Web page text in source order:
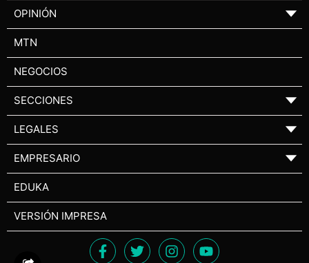
OPINIÓN ▼
MTN
NEGOCIOS
SECCIONES ▼
LEGALES ▼
EMPRESARIO ▼
EDUKA
VERSIÓN IMPRESA